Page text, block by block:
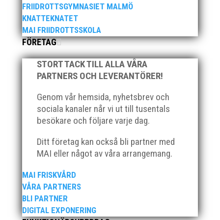
FRIIDROTTSGYMNASIET MALMÖ
KNATTEKNATET
MAI FRIIDROTTSSKOLA
FÖRETAG
STORT TACK TILL ALLA VÅRA
PARTNERS OCH LEVERANTÖRER!
Genom vår hemsida, nyhetsbrev och
sociala kanaler når vi ut till tusentals
besökare och följare varje dag.
Ditt företag kan också bli partner med
MAI eller något av våra arrangemang.
MAI FRISKVÅRD
VÅRA PARTNERS
BLI PARTNER
DIGITAL EXPONERING
Ystad för att tillsammans tävla i "Kraftmätningen"
som är en lagtävling för 13-14 åringar. Ett kval som
Helsingborg. Tappra ungdomar som kämpade ihop i
både ur...